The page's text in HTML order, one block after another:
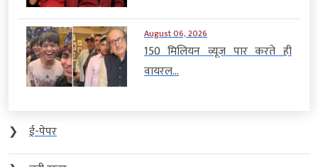
August 06, 2026
150 मिलियन व्यूज पार करते ही
वायरल...
❯
ई-पेपर